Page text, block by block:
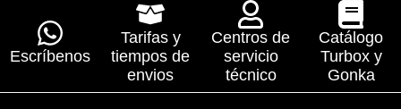
Escríbenos
Tarifas y
tiempos de
envios
Centros de
servicio
técnico
Catálogo
Turbox y
Gonka